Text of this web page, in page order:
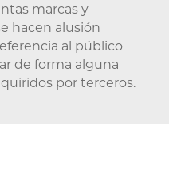
marcas y
hacen alusión
al público
de forma alguna
por terceros.